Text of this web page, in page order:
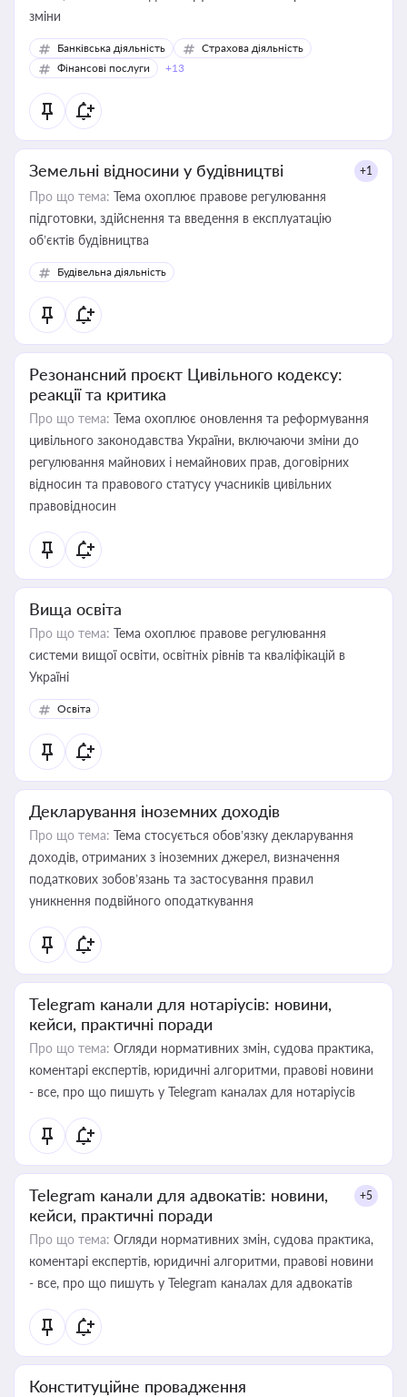
зміни
Банківська діяльність
Страхова діяльність
Фінансові послуги
+13
Земельні відносини у будівництві +1
Про що тема: Тема охоплює правове регулювання
підготовки, здійснення та введення в експлуатацію
об’єктів будівництва
Будівельна діяльність
Резонансний проєкт Цивільного кодексу:
реакції та критика
Про що тема: Тема охоплює оновлення та реформування
цивільного законодавства України, включаючи зміни до
регулювання майнових і немайнових прав, договірних
відносин та правового статусу учасників цивільних
правовідносин
Вища освіта
Про що тема: Тема охоплює правове регулювання
системи вищої освіти, освітніх рівнів та кваліфікацій в
Україні
Освіта
Декларування іноземних доходів
Про що тема: Тема стосується обов’язку декларування
доходів, отриманих з іноземних джерел, визначення
податкових зобов’язань та застосування правил
уникнення подвійного оподаткування
Telegram канали для нотаріусів: новини,
кейси, практичні поради
Про що тема: Огляди нормативних змін, судова практика,
коментарі експертів, юридичні алгоритми, правові новини
- все, про що пишуть у Telegram каналах для нотаріусів
Telegram канали для адвокатів: новини,
кейси, практичні поради
+5
Про що тема: Огляди нормативних змін, судова практика,
коментарі експертів, юридичні алгоритми, правові новини
- все, про що пишуть у Telegram каналах для адвокатів
Конституційне провадження